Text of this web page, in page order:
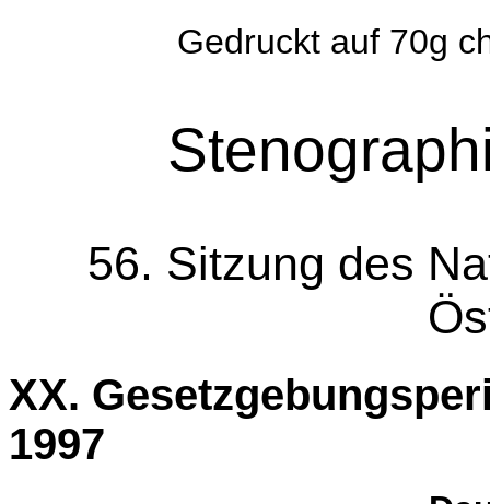
Gedruckt auf 70g
56. Sitzung des
XX.
1997